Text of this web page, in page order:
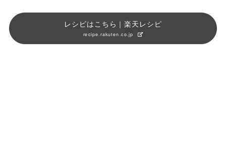
レシピはこちら｜楽天レシピ
recipe.rakuten.co.jp